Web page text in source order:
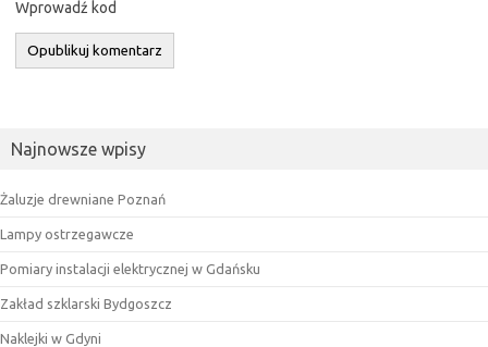
Wprowadź kod
Najnowsze wpisy
Żaluzje drewniane Poznań
Lampy ostrzegawcze
Pomiary instalacji elektrycznej w Gdańsku
Zakład szklarski Bydgoszcz
Naklejki w Gdyni